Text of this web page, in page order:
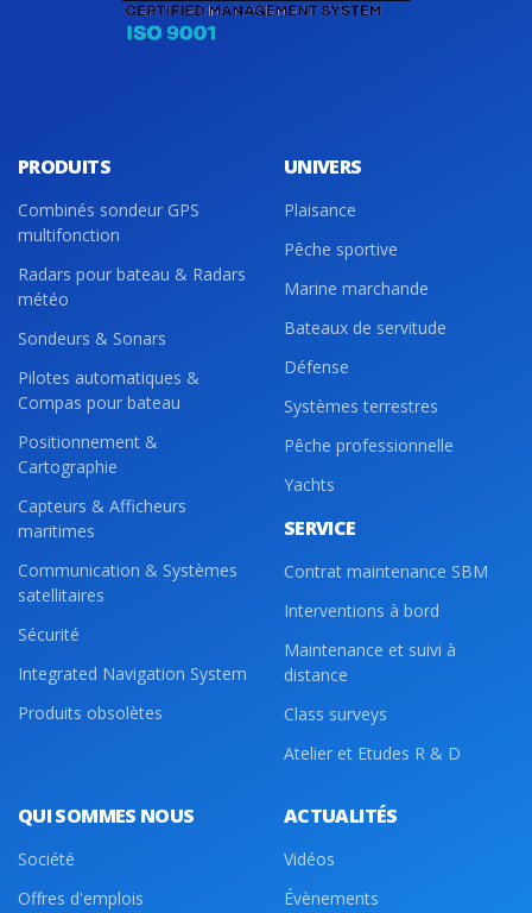
PRODUITS
Combinés sondeur GPS
multifonction
Radars pour bateau & Radars
météo
Sondeurs & Sonars
Pilotes automatiques &
Compas pour bateau
Positionnement &
Cartographie
Capteurs & Afficheurs
maritimes
Communication & Systèmes
satellitaires
Sécurité
Integrated Navigation System
Produits obsolètes
UNIVERS
Plaisance
Pêche sportive
Marine marchande
Bateaux de servitude
Défense
Systèmes terrestres
Pêche professionnelle
Yachts
SERVICE
Contrat maintenance SBM
Interventions à bord
Maintenance et suivi à
distance
Class surveys
Atelier et Etudes R & D
QUI SOMMES NOUS
Société
Offres d'emplois
ACTUALITÉS
Vidéos
Évènements